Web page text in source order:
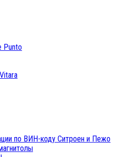
Punto
по ВИН-коду Ситроен и Пежо